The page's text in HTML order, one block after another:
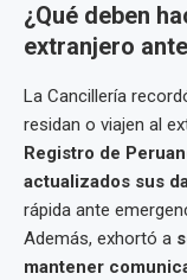
¿Qué deben
extranjero
La Cancillería
residan o viajen al
Registro de
actualizados sus
rápida ante
Además, exhortó a
mantener